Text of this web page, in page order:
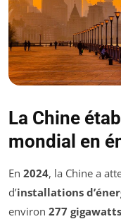
La Chine
mondial en
En 2024, la Chine a
d’installations
environ 277